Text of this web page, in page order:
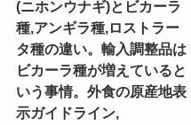
(ニホンウナギ)とビカーラ
種,アンギラ種,ロストラー
タ種の違い。輸入調整品は
ビカーラ種が増えていると
いう事情。外食の原産地表
示ガイドライン,